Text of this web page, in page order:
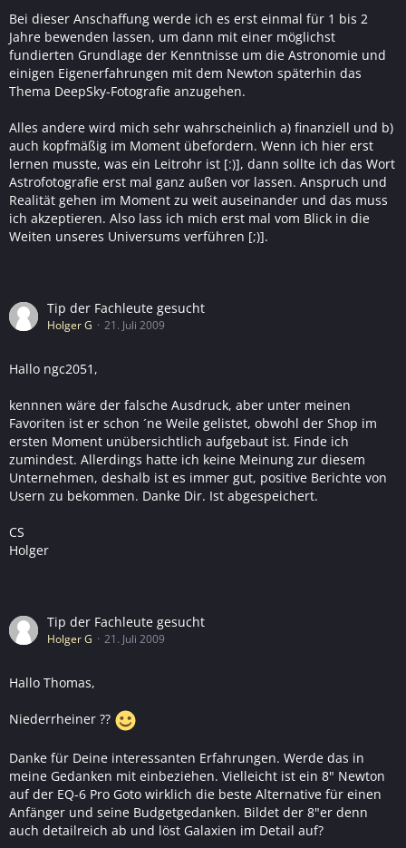
Bei dieser Anschaffung werde ich es erst einmal für 1 bis 2
Jahre bewenden lassen, um dann mit einer möglichst
fundierten Grundlage der Kenntnisse um die Astronomie und
einigen Eigenerfahrungen mit dem Newton späterhin das
Thema DeepSky-Fotografie anzugehen.
Alles andere wird mich sehr wahrscheinlich a) finanziell und b)
auch kopfmäßig im Moment übefordern. Wenn ich hier erst
lernen musste, was ein Leitrohr ist [:)], dann sollte ich das Wort
Astrofotografie erst mal ganz außen vor lassen. Anspruch und
Realität gehen im Moment zu weit auseinander und das muss
ich akzeptieren. Also lass ich mich erst mal vom Blick in die
Weiten unseres Universums verführen [;)].
Tip der Fachleute gesucht
Holger G 21. Juli 2009
Hallo ngc2051,
kennnen wäre der falsche Ausdruck, aber unter meinen
Favoriten ist er schon ´ne Weile gelistet, obwohl der Shop im
ersten Moment unübersichtlich aufgebaut ist. Finde ich
zumindest. Allerdings hatte ich keine Meinung zur diesem
Unternehmen, deshalb ist es immer gut, positive Berichte von
Usern zu bekommen. Danke Dir. Ist abgespeichert.
CS
Holger
Tip der Fachleute gesucht
Holger G 21. Juli 2009
Hallo Thomas,
Niederrheiner ??
Danke für Deine interessanten Erfahrungen. Werde das in
meine Gedanken mit einbeziehen. Vielleicht ist ein 8" Newton
auf der EQ-6 Pro Goto wirklich die beste Alternative für einen
Anfänger und seine Budgetgedanken. Bildet der 8"er denn
auch detailreich ab und löst Galaxien im Detail auf?